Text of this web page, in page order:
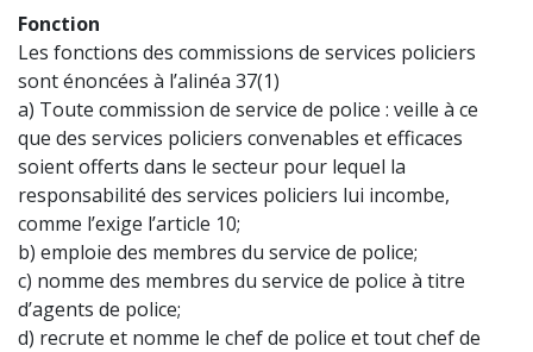
Fonction
Les fonctions des commissions de services policiers
sont énoncées à l’alinéa 37(1)
a) Toute commission de service de police : veille à ce
que des services policiers convenables et efficaces
soient offerts dans le secteur pour lequel la
responsabilité des services policiers lui incombe,
comme l’exige l’article 10;
b) emploie des membres du service de police;
c) nomme des membres du service de police à titre
d’agents de police;
d) recrute et nomme le chef de police et tout chef de